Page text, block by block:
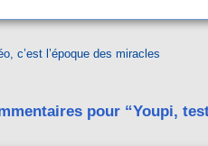
c’est l’époque des miracles
pour “Youpi,